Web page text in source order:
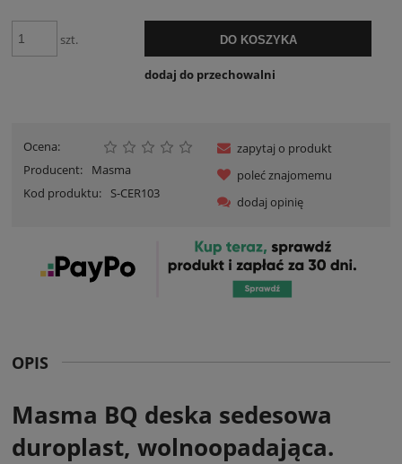
szt. DO KOSZYKA
dodaj do przechowalni
Ocena:
Producent:
Masma
Kod produktu:
S-CER103
zapytaj o produkt
poleć znajomemu
dodaj opinię
OPIS
Masma BQ deska sedesowa
duroplast, wolnoopadająca.